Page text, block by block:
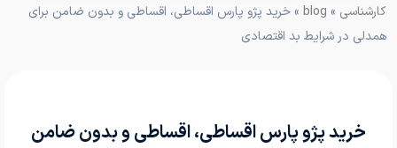
کارشناسی »
blog » خرید پژو پارس اقساطی، اقساطی و بدون ضامن برای
همدلی در شرایط بد اقتصادی
خرید پژو پارس اقساطی، اقساطی و بدون ضامن